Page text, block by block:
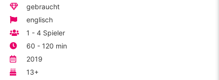
gebraucht
englisch
1 - 4 Spieler
60 - 120 min
2019
13+